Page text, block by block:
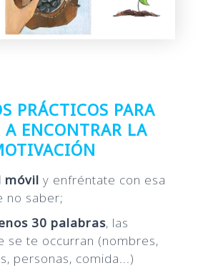
PRÁCTICOS PARA
A ENCONTRAR LA
móvil y enfréntate con esa
no saber;
30 palabras, las
se te occurran (nombres,
personas, comida...)